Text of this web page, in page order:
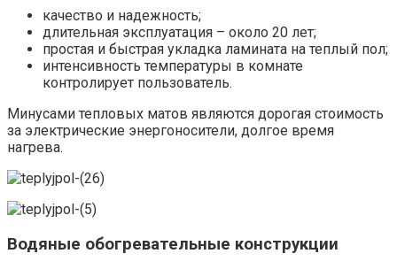
качество и надежность;
длительная эксплуатация – около 20 лет;
простая и быстрая укладка ламината на теплый пол;
интенсивность температуры в комнате
контролирует пользователь.
Минусами тепловых матов являются дорогая стоимость
за электрические энергоносители, долгое время
нагрева.
Водяные обогревательные конструкции